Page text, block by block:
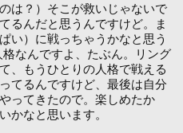
は？）そこが救いじゃないで
るんだと思うんですけど。ま
い）に戦っちゃうかなと思う
なんですよ、たぶん。リング
、もうひとりの人格で戦える
てるんですけど、最後は自分
ってきたので。楽しめたか
かなと思います。